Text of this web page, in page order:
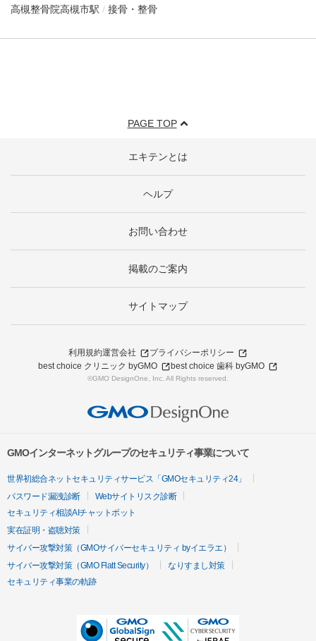
高槻整骨院高槻市駅 接骨・整骨
PAGE TOP
エキテンとは
ヘルプ
お問い合わせ
掲載のご案内
サイトマップ
利用規約運営会社
プライバシーポリシー
best choice クリニック byGMO
best choice 歯科 byGMO
©GMO DesignOne, Inc. All Rights reserved.
GMOインターネットグループのセキュリティ事業について
世界初総合ネットセキュリティサービス「GMOセキュリティ24」
パスワード漏洩診断
Webサイトリスク診断
セキュリティ相談AIチャットボット
実在証明・盗聴対策
サイバー攻撃対策（GMOサイバーセキュリティ byイエラエ）
サイバー攻撃対策（GMO Flatt Security）
なりすまし対策
セキュリティ事業の軌跡